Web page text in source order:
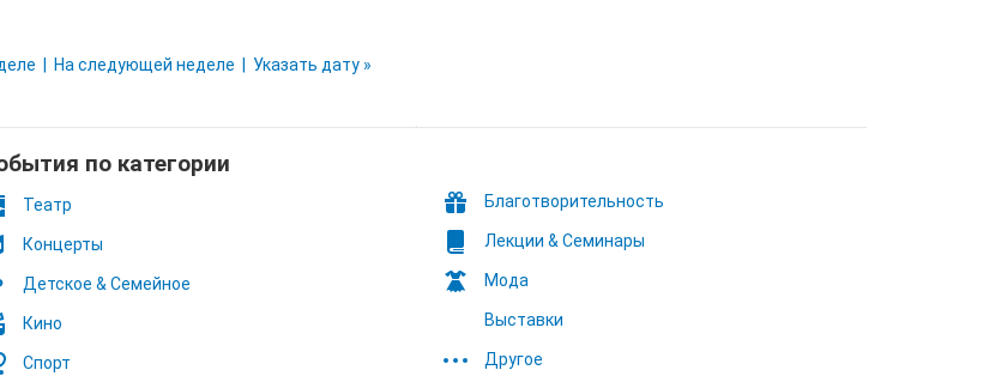
На следующей неделе Указать дату »
по категории
Театр
Концерты
Детское & Семейное
Кино
Спорт
Благотворительность
Лекции & Семинары
Мода
Выставки
Другое